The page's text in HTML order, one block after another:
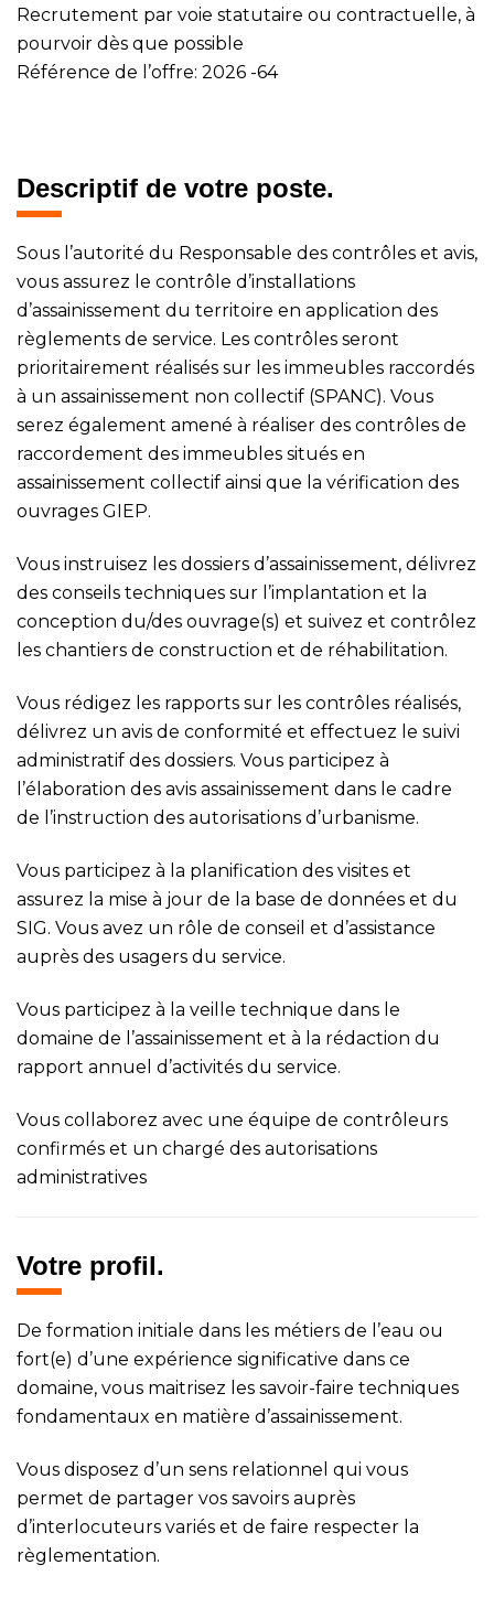
Recrutement par voie statutaire ou contractuelle, à
pourvoir dès que possible
Référence de l’offre: 2026 -64
Descriptif de votre poste.
Sous l’autorité du Responsable des contrôles et avis,
vous assurez le contrôle d’installations
d’assainissement du territoire en application des
règlements de service. Les contrôles seront
prioritairement réalisés sur les immeubles raccordés
à un assainissement non collectif (SPANC). Vous
serez également amené à réaliser des contrôles de
raccordement des immeubles situés en
assainissement collectif ainsi que la vérification des
ouvrages GIEP.
Vous instruisez les dossiers d’assainissement, délivrez
des conseils techniques sur l’implantation et la
conception du/des ouvrage(s) et suivez et contrôlez
les chantiers de construction et de réhabilitation.
Vous rédigez les rapports sur les contrôles réalisés,
délivrez un avis de conformité et effectuez le suivi
administratif des dossiers. Vous participez à
l’élaboration des avis assainissement dans le cadre
de l’instruction des autorisations d’urbanisme.
Vous participez à la planification des visites et
assurez la mise à jour de la base de données et du
SIG. Vous avez un rôle de conseil et d’assistance
auprès des usagers du service.
Vous participez à la veille technique dans le
domaine de l’assainissement et à la rédaction du
rapport annuel d’activités du service.
Vous collaborez avec une équipe de contrôleurs
confirmés et un chargé des autorisations
administratives
Votre profil.
De formation initiale dans les métiers de l’eau ou
fort(e) d’une expérience significative dans ce
domaine, vous maitrisez les savoir-faire techniques
fondamentaux en matière d’assainissement.
Vous disposez d’un sens relationnel qui vous
permet de partager vos savoirs auprès
d’interlocuteurs variés et de faire respecter la
règlementation.